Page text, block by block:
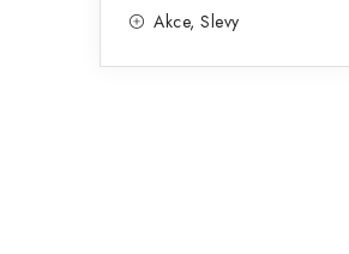
Akce, Slevy